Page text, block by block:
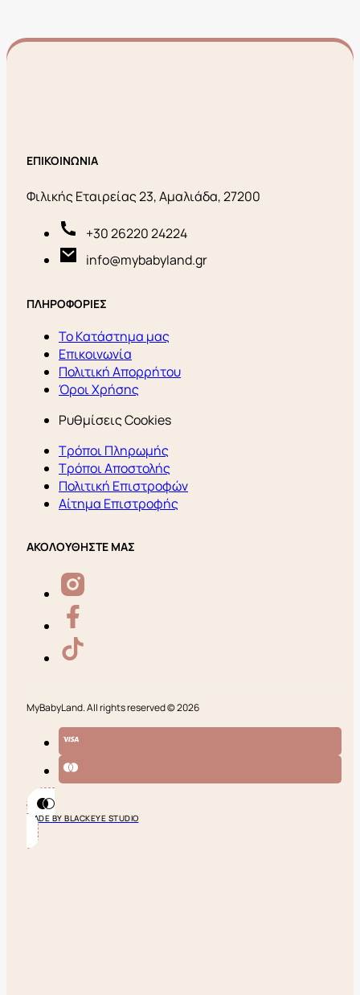
ΕΠΙΚΟΙΝΩΝΙΑ
Φιλικής Εταιρείας 23, Αμαλιάδα, 27200
+30 26220 24224
info@mybabyland.gr
ΠΛΗΡΟΦΟΡΙΕΣ
Το Κατάστημα μας
Επικοινωνία
Πολιτική Απορρήτου
Όροι Χρήσης
Ρυθμίσεις Cookies
Τρόποι Πληρωμής
Τρόποι Αποστολής
Πολιτική Επιστροφών
Αίτημα Επιστροφής
ΑΚΟΛΟΥΘΗΣΤΕ ΜΑΣ
MyBabyLand. All rights reserved © 2026
MADE BY BLACKEYE STUDIO